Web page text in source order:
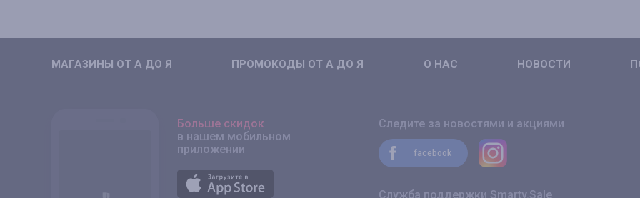
МАГАЗИНЫ ОТ А ДО Я ПРОМОКОДЫ ОТ А ДО Я О НАС НОВОСТИ
Больше скидок
в нашем мобильном
приложении
Следите за новостями и акциями
facebook
Служба поддержки Smarty.Sale